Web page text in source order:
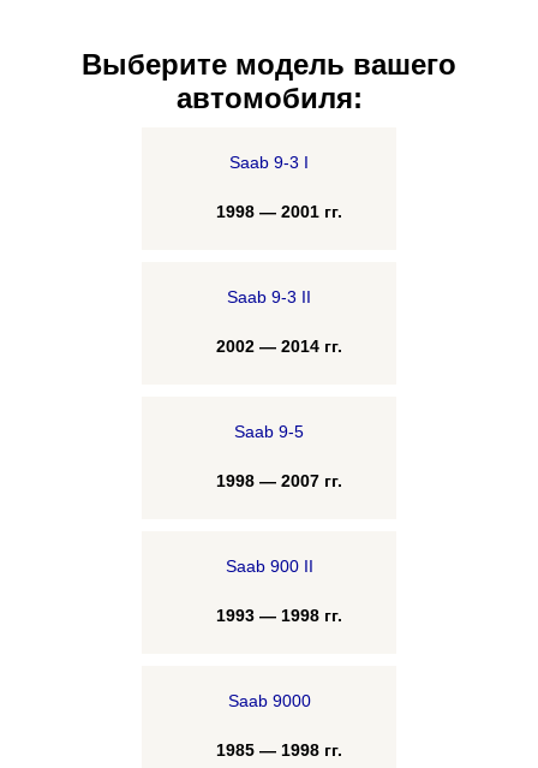
Выберите модель вашего
автомобиля:
Saab 9-3 I
1998 — 2001 гг.
Saab 9-3 II
2002 — 2014 гг.
Saab 9-5
1998 — 2007 гг.
Saab 900 II
1993 — 1998 гг.
Saab 9000
1985 — 1998 гг.